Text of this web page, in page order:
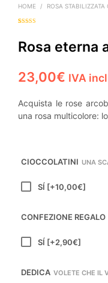
HOME / ROSA
direcensioni
Rosa eterna
23,00€ IVA
Acquista le rose
una rosa multicolore:
CIOCCOLATINI UNA
SÍ [+10,00€]
CONFEZIONE REGALO
SÍ [+2,90€]
DEDICA VOLETE CHE IL